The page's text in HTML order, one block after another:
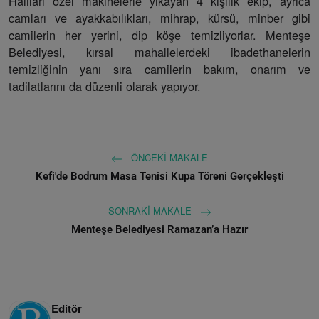
camları ve ayakkabılıkları, mihrap, kürsü, minber gibi
camilerin her yerini, dip köşe temizliyorlar. Menteşe
Belediyesi, kırsal mahallelerdeki ibadethanelerin
temizliğinin yanı sıra camilerin bakım, onarım ve
tadilatlarını da düzenli olarak yapıyor.
ÖNCEKI MAKALE
Kefi'de Bodrum Masa Tenisi Kupa Töreni Gerçekleşti
SONRAKI MAKALE
Menteşe Belediyesi Ramazan’a Hazır
Editör